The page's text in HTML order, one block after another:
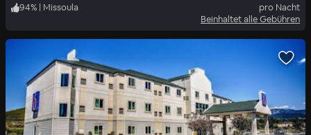
94% | Missoula
pro Nacht
Beinhaltet alle Gebühren